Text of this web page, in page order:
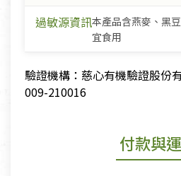
過敏源資訊本產品含燕麥、黑
宜食用
驗證機構：慈心有機驗證股份
009-210016
付款與